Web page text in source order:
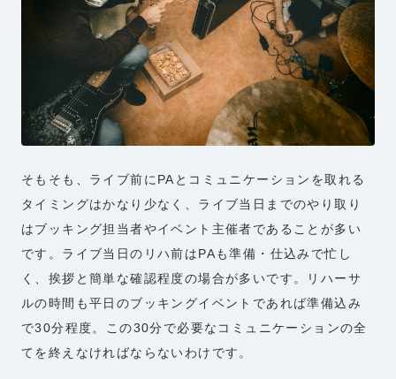
そもそも、ライブ前にPAとコミュニケーションを取れる
タイミングはかなり少なく、ライブ当日までのやり取り
はブッキング担当者やイベント主催者であることが多い
です。ライブ当日のリハ前はPAも準備・仕込みで忙し
く、挨拶と簡単な確認程度の場合が多いです。リハーサ
ルの時間も平日のブッキングイベントであれば準備込み
で30分程度。この30分で必要なコミュニケーションの全
てを終えなければならないわけです。